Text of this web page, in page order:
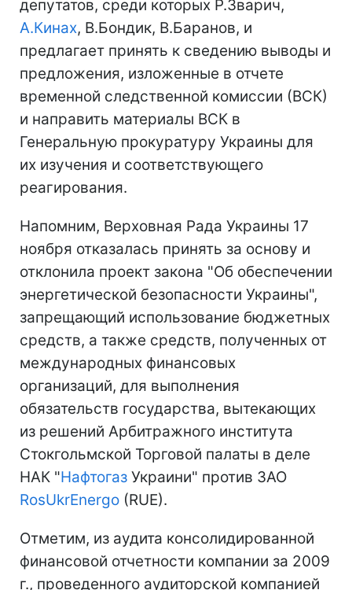
депутатов, среди которых Р.Зварич,
А.Кинах, В.Бондик, В.Баранов, и
предлагает принять к сведению выводы и
предложения, изложенные в отчете
временной следственной комиссии (ВСК)
и направить материалы ВСК в
Генеральную прокуратуру Украины для
их изучения и соответствующего
реагирования.
Напомним, Верховная Рада Украины 17
ноября отказалась принять за основу и
отклонила проект закона "Об обеспечении
энергетической безопасности Украины",
запрещающий использование бюджетных
средств, а также средств, полученных от
международных финансовых
организаций, для выполнения
обязательств государства, вытекающих
из решений Арбитражного института
Стокгольмской Торговой палаты в деле
НАК "Нафтогаз Украини" против ЗАО
RosUkrEnergo (RUE).
Отметим, из аудита консолидированной
финансовой отчетности компании за 2009
г., проведенного аудиторской компанией